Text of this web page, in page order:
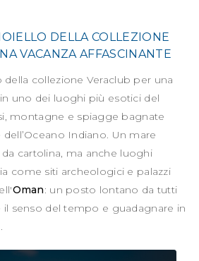
DELLA COLLEZIONE
VACANZA AFFASCINANTE
collezione Veraclub per una
uno dei luoghi più esotici del
montagne e spiagge bagnate
Indiano. Un mare
cartolina, ma anche luoghi
come siti archeologici e palazzi
Oman: un posto lontano da tutti
il senso del tempo e guadagnare in